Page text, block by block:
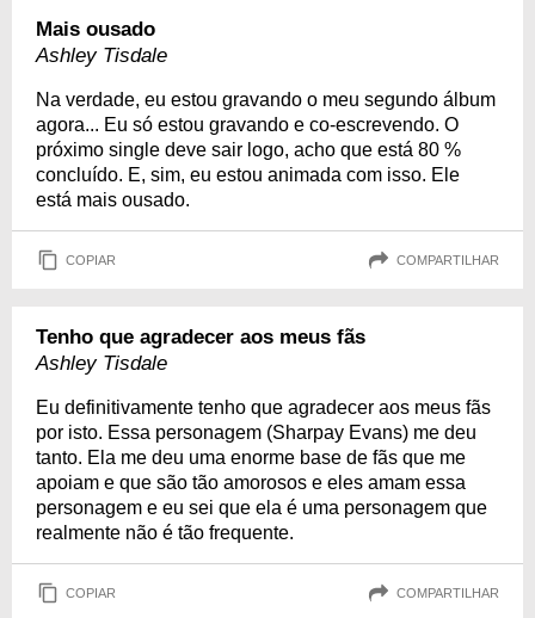
Mais ousado
Ashley Tisdale
Na verdade, eu estou gravando o meu segundo álbum
agora... Eu só estou gravando e co-escrevendo. O
próximo single deve sair logo, acho que está 80 %
concluído. E, sim, eu estou animada com isso. Ele
está mais ousado.
COPIAR COMPARTILHAR
Tenho que agradecer aos meus fãs
Ashley Tisdale
Eu definitivamente tenho que agradecer aos meus fãs
por isto. Essa personagem (Sharpay Evans) me deu
tanto. Ela me deu uma enorme base de fãs que me
apoiam e que são tão amorosos e eles amam essa
personagem e eu sei que ela é uma personagem que
realmente não é tão frequente.
COPIAR COMPARTILHAR